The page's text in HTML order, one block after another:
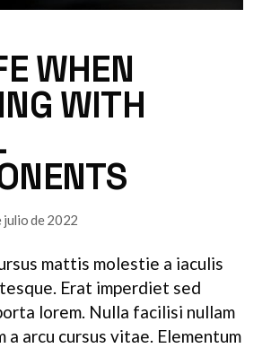
WHEN
WITH
julio de 2022
mattis molestie a iaculis
Erat imperdiet sed
lorem. Nulla facilisi nullam
a arcu cursus vitae. Elementum